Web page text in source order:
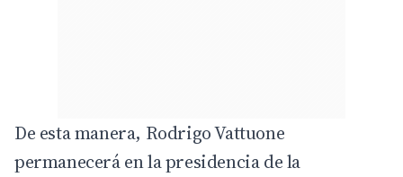
De esta manera, Rodrigo Vattuone
permanecerá en la presidencia de la